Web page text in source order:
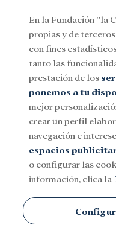
Menu
SocialInvestigación y
En la Fundación ”la
propias y de
con fines
tanto las
prestación de los
ponemos a tu
mejor
crear un perfil
navegación e
espacios
o configurar las
información, clica la